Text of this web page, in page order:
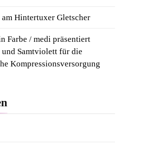
Hintertuxer Gletscher
Farbe / medi präsentiert
und Samtviolett für die
Kompressionsversorgung